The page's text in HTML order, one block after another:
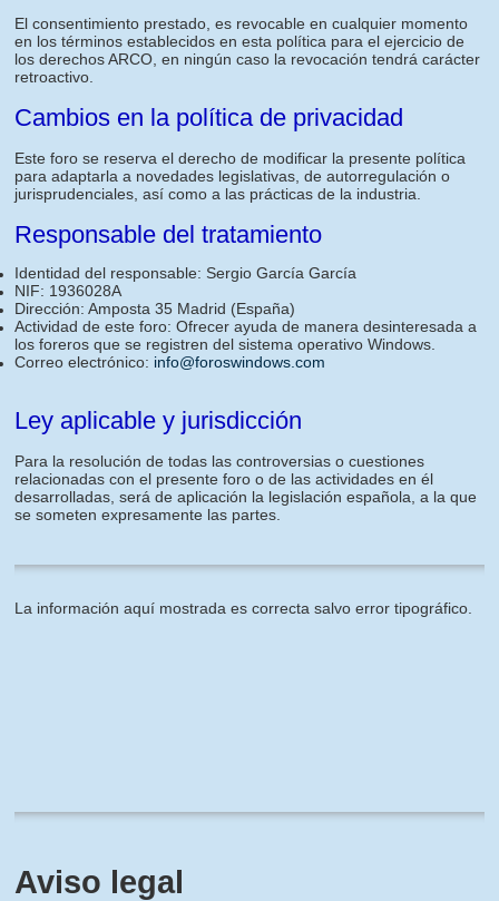
El consentimiento prestado, es revocable en cualquier momento
en los términos establecidos en esta política para el ejercicio de
los derechos ARCO, en ningún caso la revocación tendrá carácter
retroactivo.
Cambios en la política de privacidad
Este foro se reserva el derecho de modificar la presente política
para adaptarla a novedades legislativas, de autorregulación o
jurisprudenciales, así como a las prácticas de la industria.
Responsable del tratamiento
Identidad del responsable: Sergio García García
NIF: 1936028A
Dirección: Amposta 35 Madrid (España)
Actividad de este foro: Ofrecer ayuda de manera desinteresada a
los foreros que se registren del sistema operativo Windows.
Correo electrónico: info@foroswindows.com
Ley aplicable y jurisdicción
Para la resolución de todas las controversias o cuestiones
relacionadas con el presente foro o de las actividades en él
desarrolladas, será de aplicación la legislación española, a la que
se someten expresamente las partes.
La información aquí mostrada es correcta salvo error tipográfico.
Aviso legal